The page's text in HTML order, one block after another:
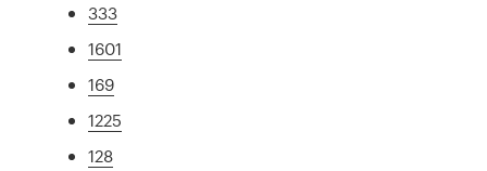
333
1601
169
1225
128